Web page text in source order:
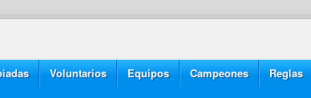
Voluntarios Equipos Campeones Reglas